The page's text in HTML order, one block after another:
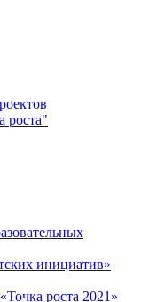
роста"
инициатив»
роста 2021»